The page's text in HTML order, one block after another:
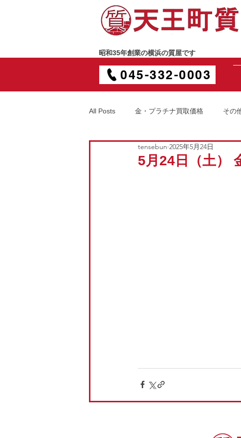
昭和35年創業の横浜の質屋です
045-332-0003
All Posts 金・プラチナ買取価格 その
5月24日（土）
tensebun 2025年5月24日